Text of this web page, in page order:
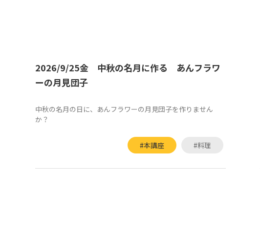
2026/9/25金 中秋の名月に作る あんフラワ
ーの月見団子
中秋の名月の日に、あんフラワーの月見団子を作りません
か？
#本講座 #料理